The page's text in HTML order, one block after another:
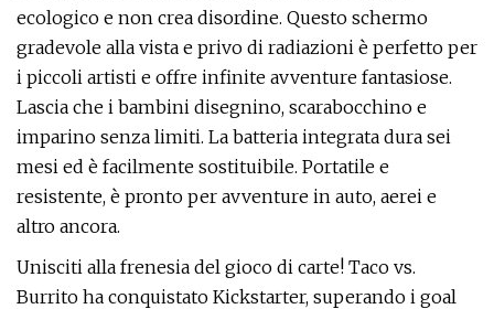
ecologico e non crea disordine. Questo schermo
gradevole alla vista e privo di radiazioni è perfetto per
i piccoli artisti e offre infinite avventure fantasiose.
Lascia che i bambini disegnino, scarabocchino e
imparino senza limiti. La batteria integrata dura sei
mesi ed è facilmente sostituibile. Portatile e
resistente, è pronto per avventure in auto, aerei e
altro ancora.
Unisciti alla frenesia del gioco di carte! Taco vs.
Burrito ha conquistato Kickstarter, superando i goal